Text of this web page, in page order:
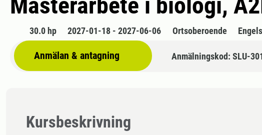
30.0 hp 2027-01-18 - 2027-06-06 Ortsoberoende
Anmälan & antagning Anmälningskod: SLU-
Kursbeskrivning